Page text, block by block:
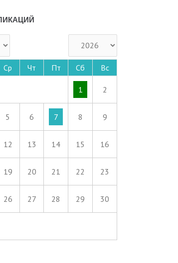
Ср Чт Пт Сб Вс
1 2
5 6 7 8 9
12 13 14 15 16
19 20 21 22 23
26 27 28 29 30